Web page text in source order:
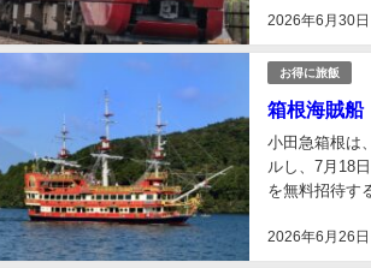
2026年6月30日
お得に旅飯
箱根海賊
2026年6月26日
小田急箱根は
ルし、7月18
を無料招待す